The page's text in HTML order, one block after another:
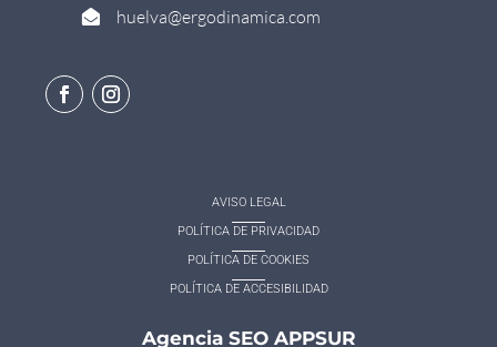
 huelva@ergodinamica.com
AVISO LEGAL
POLÍTICA DE PRIVACIDAD
POLÍTICA DE COOKIES
POLÍTICA DE ACCESIBILIDAD
Agencia SEO APPSUR